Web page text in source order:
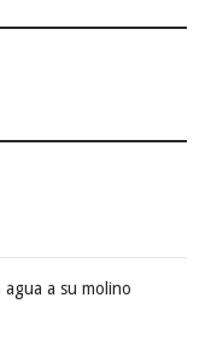
agua a su molino